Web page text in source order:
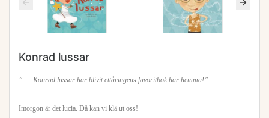
Konrad lussar
” … Konrad lussar har blivit ettåringens favoritbok här hemma!”
Imorgon är det lucia. Då kan vi klä ut oss!